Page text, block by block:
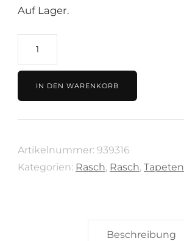
Auf Lager.
Kupfer,
Kollektion
Factory
3
Rasch,
939316
IN DEN WARENKORB
Artikelnummer: 939316
Kategorien: Rasch, Rasch, Tapeten
Beschreibung